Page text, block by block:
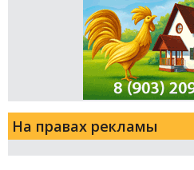
На правах рекламы